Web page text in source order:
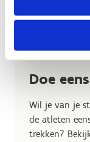
Doe
Wil je van je
de atleten
trekken?